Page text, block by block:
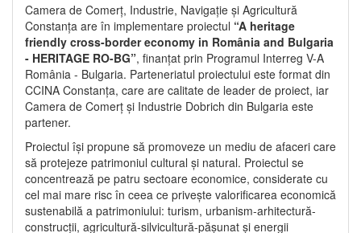
Camera de Comerț, Industrie, Navigație și Agricultură
Constanța are în implementare proiectul “A heritage
friendly cross-border economy in România and Bulgaria
- HERITAGE RO-BG”, finanțat prin Programul Interreg V-A
România - Bulgaria. Parteneriatul proiectului este format din
CCINA Constanța, care are calitate de leader de proiect, iar
Camera de Comerț și Industrie Dobrich din Bulgaria este
partener.
Proiectul își propune să promoveze un mediu de afaceri care
să protejeze patrimoniul cultural și natural. Proiectul se
concentrează pe patru sectoare economice, considerate cu
cel mai mare risc în ceea ce privește valorificarea economică
sustenabilă a patrimoniului: turism, urbanism-arhitectură-
construcții, agricultură-silvicultură-pășunat și energii